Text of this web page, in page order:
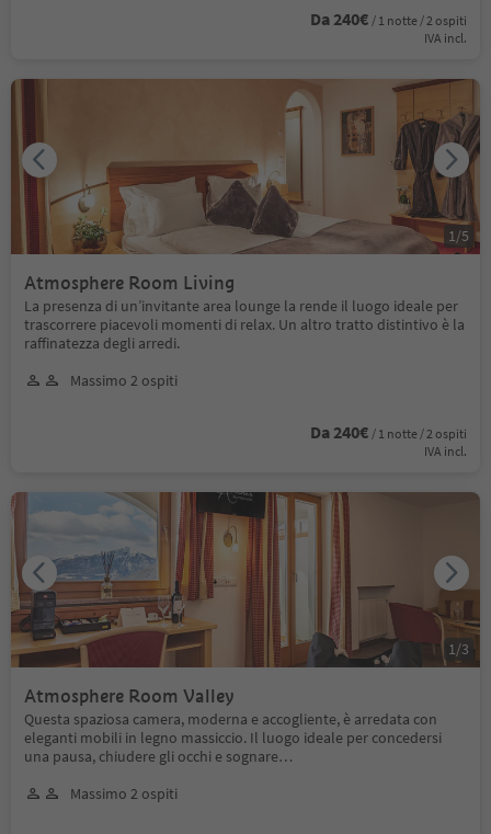
Da 240€ / 1 notte / 2 ospiti
IVA incl.
Atmosphere Room Living
La presenza di un’invitante area lounge la rende il luogo ideale per
trascorrere piacevoli momenti di relax. Un altro tratto distintivo è la
raffinatezza degli arredi.
Massimo 2 ospiti
Da 240€ / 1 notte / 2 ospiti
IVA incl.
1 /5
Atmosphere Room Valley
Questa spaziosa camera, moderna e accogliente, è arredata con
eleganti mobili in legno massiccio. Il luogo ideale per concedersi
una pausa, chiudere gli occhi e sognare…
Massimo 2 ospiti
1 /3